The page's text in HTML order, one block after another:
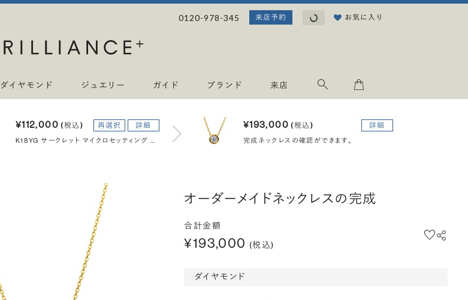
0120-978-345 来店予約 読み込み中...お気に入り
ダイヤモンド ジュエリー ガイド ブランド 来店
¥112,000(税込) 再選択 詳細
K18YG サークレット マイクロセッティング ダイヤモンド ネックレス 40cm 0.2ct
¥193,000(税込) 詳細
完成ネックレスの確認ができます。
オーダーメイドネックレスの完成
合計金額
¥193,000 (税込)
ダイヤモンド